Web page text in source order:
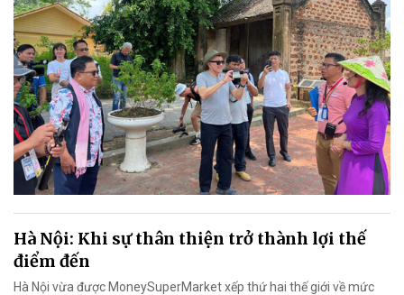
Hà Nội: Khi sự thân thiện trở thành lợi thế
điểm đến
Hà Nội vừa được MoneySuperMarket xếp thứ hai thế giới về mức